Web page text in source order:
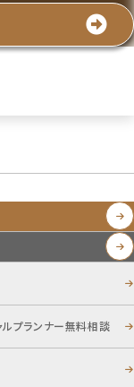
ルプランナー無料相談